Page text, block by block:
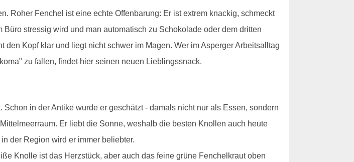
Roher Fenchel ist eine echte Offenbarung: Er ist extrem knackig, schmeckt
stressig wird und man automatisch zu Schokolade oder dem dritten
Kopf klar und liegt nicht schwer im Magen. Wer im Asperger Arbeitsalltag
zu fallen, findet hier seinen neuen Lieblingssnack.
in der Antike wurde er geschätzt - damals nicht nur als Essen, sondern
Er liebt die Sonne, weshalb die besten Knollen auch heute
der Region wird er immer beliebter.
Knolle ist das Herzstück, aber auch das feine grüne Fenchelkraut oben